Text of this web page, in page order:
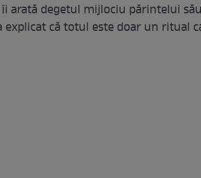
arată degetul mijlociu părintelui
că totul este doar un ritual